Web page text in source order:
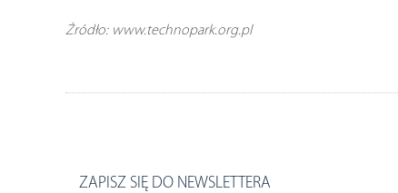
Źródło: www.technopark.org.pl
ZAPISZ SIĘ DO NEWSLETTERA